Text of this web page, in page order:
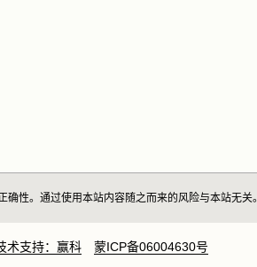
性。通过使用本站内容随之而来的风险与本站无关
术支持：赢科 蒙ICP备06004630号